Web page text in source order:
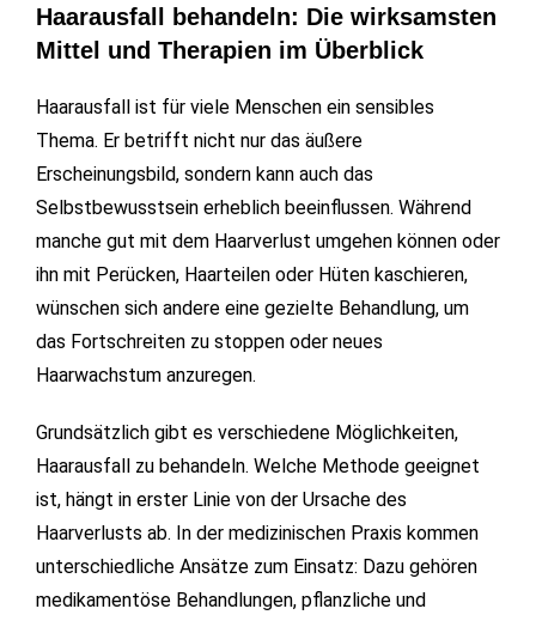
Haarausfall behandeln: Die wirksamsten
Mittel und Therapien im Überblick
Haarausfall ist für viele Menschen ein sensibles
Thema. Er betrifft nicht nur das äußere
Erscheinungsbild, sondern kann auch das
Selbstbewusstsein erheblich beeinflussen. Während
manche gut mit dem Haarverlust umgehen können oder
ihn mit Perücken, Haarteilen oder Hüten kaschieren,
wünschen sich andere eine gezielte Behandlung, um
das Fortschreiten zu stoppen oder neues
Haarwachstum anzuregen.
Grundsätzlich gibt es verschiedene Möglichkeiten,
Haarausfall zu behandeln. Welche Methode geeignet
ist, hängt in erster Linie von der Ursache des
Haarverlusts ab. In der medizinischen Praxis kommen
unterschiedliche Ansätze zum Einsatz: Dazu gehören
medikamentöse Behandlungen, pflanzliche und